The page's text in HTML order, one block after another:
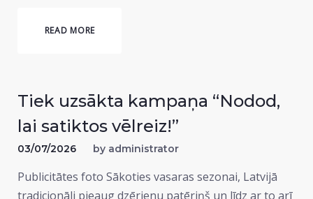
READ MORE
Tiek uzsākta kampaņa “Nodod,
lai satiktos vēlreiz!”
03/07/2026 by administrator
Publicitātes foto Sākoties vasaras sezonai, Latvijā
tradicionāli pieaug dzērienu patēriņš un līdz ar to arī